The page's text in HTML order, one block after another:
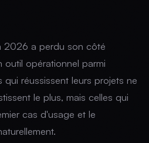
2026 a perdu son côté
outil opérationnel parmi
qui réussissent leurs projets ne
le plus, mais celles qui
cas d'usage et le